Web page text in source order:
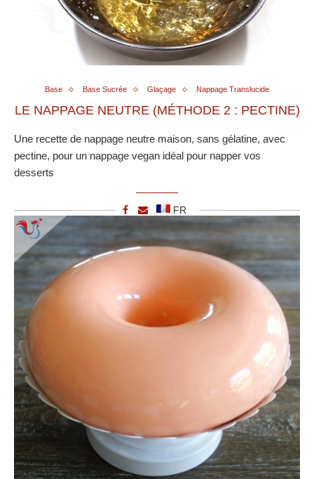
Base Base Sucrée Glaçage Nappage Translucide
LE NAPPAGE NEUTRE (MÉTHODE 2 : PECTINE)
Une recette de nappage neutre maison, sans gélatine, avec
pectine, pour un nappage vegan idéal pour napper vos
desserts
FR